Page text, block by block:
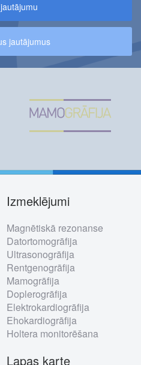
jautājumus
Izmeklējumi
Magnētiskā rezonanse
Datortomogrāfija
Ultrasonogrāfija
Rentgenogrāfija
Mamogrāfija
Doplerogrāfija
Elektrokardiogrāfija
Ehokardiogrāfija
Holtera monitorēšana
Lapas karte